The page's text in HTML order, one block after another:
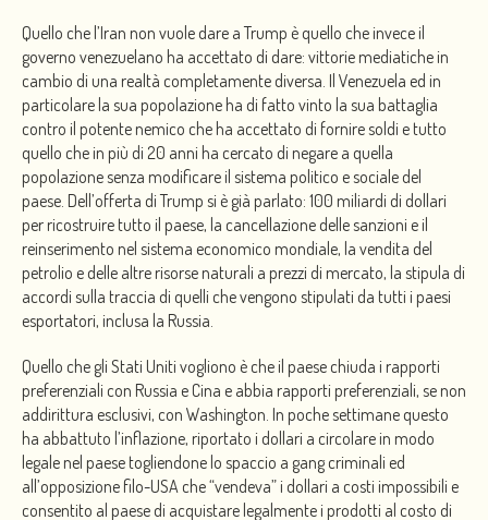
Quello che l’Iran non vuole dare a Trump è quello che invece il
governo venezuelano ha accettato di dare: vittorie mediatiche in
cambio di una realtà completamente diversa. Il Venezuela ed in
particolare la sua popolazione ha di fatto vinto la sua battaglia
contro il potente nemico che ha accettato di fornire soldi e tutto
quello che in più di 20 anni ha cercato di negare a quella
popolazione senza modificare il sistema politico e sociale del
paese. Dell’offerta di Trump si è già parlato: 100 miliardi di dollari
per ricostruire tutto il paese, la cancellazione delle sanzioni e il
reinserimento nel sistema economico mondiale, la vendita del
petrolio e delle altre risorse naturali a prezzi di mercato, la stipula di
accordi sulla traccia di quelli che vengono stipulati da tutti i paesi
esportatori, inclusa la Russia.
Quello che gli Stati Uniti vogliono è che il paese chiuda i rapporti
preferenziali con Russia e Cina e abbia rapporti preferenziali, se non
addirittura esclusivi, con Washington. In poche settimane questo
ha abbattuto l’inflazione, riportato i dollari a circolare in modo
legale nel paese togliendone lo spaccio a gang criminali ed
all’opposizione filo-USA che “vendeva” i dollari a costi impossibili e
consentito al paese di acquistare legalmente i prodotti al costo di